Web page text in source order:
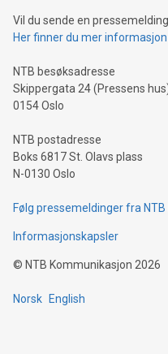
Vil du sende en
Her finner du mer
NTB besøksadresse
Skippergata 24 (Pressens
0154 Oslo
NTB postadresse
Boks 6817 St. Olavs plass
N-0130 Oslo
Følg pressemeldinger fra
Informasjonskapsler
© NTB Kommunikasjon 2026
Norsk English